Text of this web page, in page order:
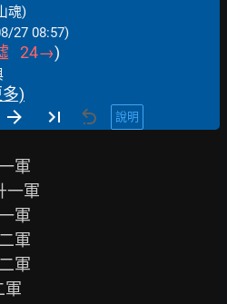
魂)
27 08:57)
24→)
)
說明
軍
一軍
軍
軍
軍
軍